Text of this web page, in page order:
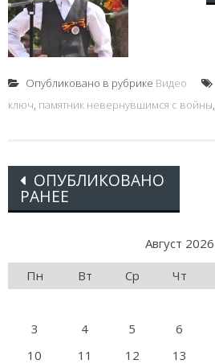
Опубликовано в рубрике Видео
ключ, памятник невернувшимся с войны,
Posts
navigation
ОПУБЛИКОВАНО
РАНЕЕ
Август 2026
Пн
Вт Ср Чт
3
4 5 6
10
11 12 13